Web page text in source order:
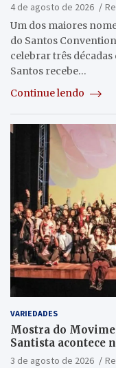
4 de agosto de 2026
Um dos maiores
do Santos
celebrar três décadas
Santos recebe…
Continue lendo
VARIEDADES
Mostra do
Santista acontece
Guarany
3 de agosto de 2026